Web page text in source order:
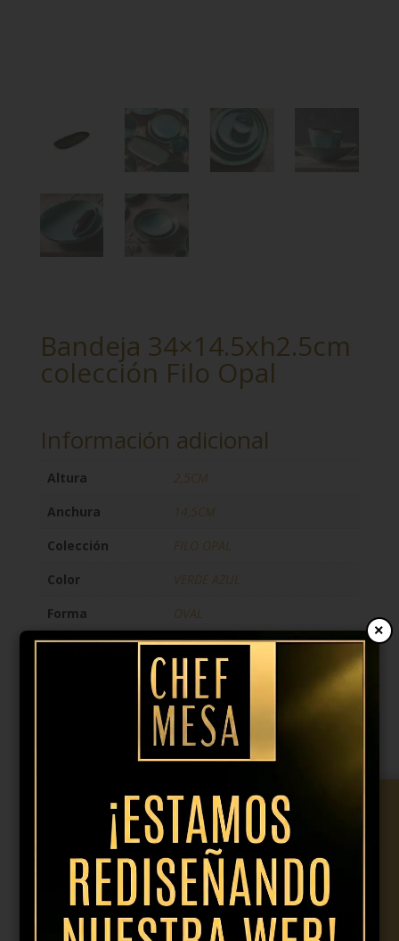
Bandeja 34×14.5xh2.5cm
colección Filo Opal
Información adicional
Altura
2,5CM
Anchura
14,5CM
Colección
FILO OPAL
Color
VERDE AZUL
Forma
OVAL
Largo
34CM
F2D
PORCELANA
14,95€ IVA incl.
Bandeja
34x14.5xh2.5cm
colección
Filo
Añadir al presupuesto
×